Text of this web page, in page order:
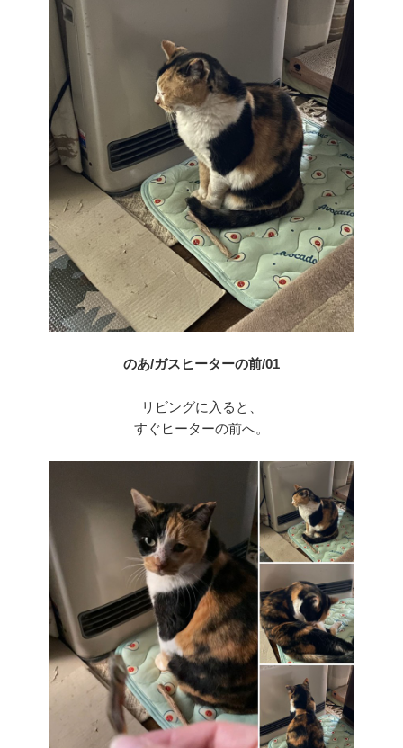
のあ/ガスヒーターの前/01
リビングに入ると、
すぐヒーターの前へ。